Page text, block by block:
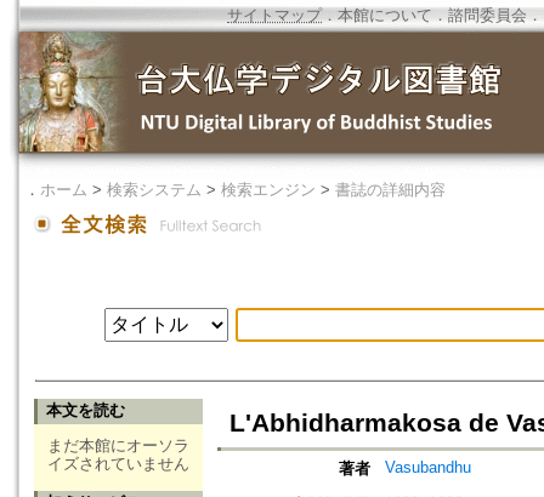
サイトマップ．本館について ． 諮問委員会 ．
． ホーム > 検索システム > 検索エンジン > 書誌の詳細内容
本文を読む
まだ本館にオーソラ
イズされていません
L'Abhidharmakosa de
著者 Vasubandhu